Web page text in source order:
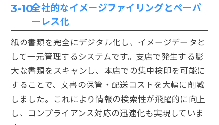
3-10.全社的なイメージファイリングとペーパ
ーレス化
紙の書類を完全にデジタル化し、イメージデータと
して一元管理するシステムです。支店で発生する膨
大な書類をスキャンし、本店での集中検印を可能に
することで、文書の保管・配送コストを大幅に削減
しました。これにより情報の検索性が飛躍的に向上
し、コンプライアンス対応の迅速化も実現していま